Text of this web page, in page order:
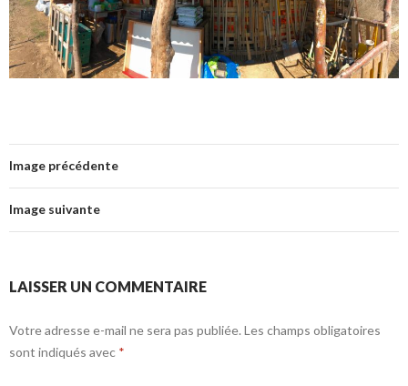
Image précédente
Image suivante
LAISSER UN COMMENTAIRE
Votre adresse e-mail ne sera pas publiée. Les champs obligatoires
sont indiqués avec *